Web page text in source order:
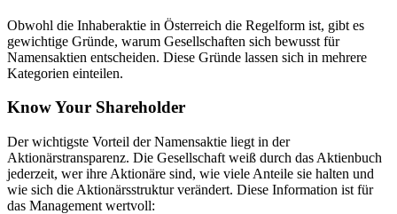
Obwohl die Inhaberaktie in Österreich die Regelform ist, gibt es
gewichtige Gründe, warum Gesellschaften sich bewusst für
Namensaktien entscheiden. Diese Gründe lassen sich in mehrere
Kategorien einteilen.
Know Your Shareholder
Der wichtigste Vorteil der Namensaktie liegt in der
Aktionärstransparenz. Die Gesellschaft weiß durch das Aktienbuch
jederzeit, wer ihre Aktionäre sind, wie viele Anteile sie halten und
wie sich die Aktionärsstruktur verändert. Diese Information ist für
das Management wertvoll: